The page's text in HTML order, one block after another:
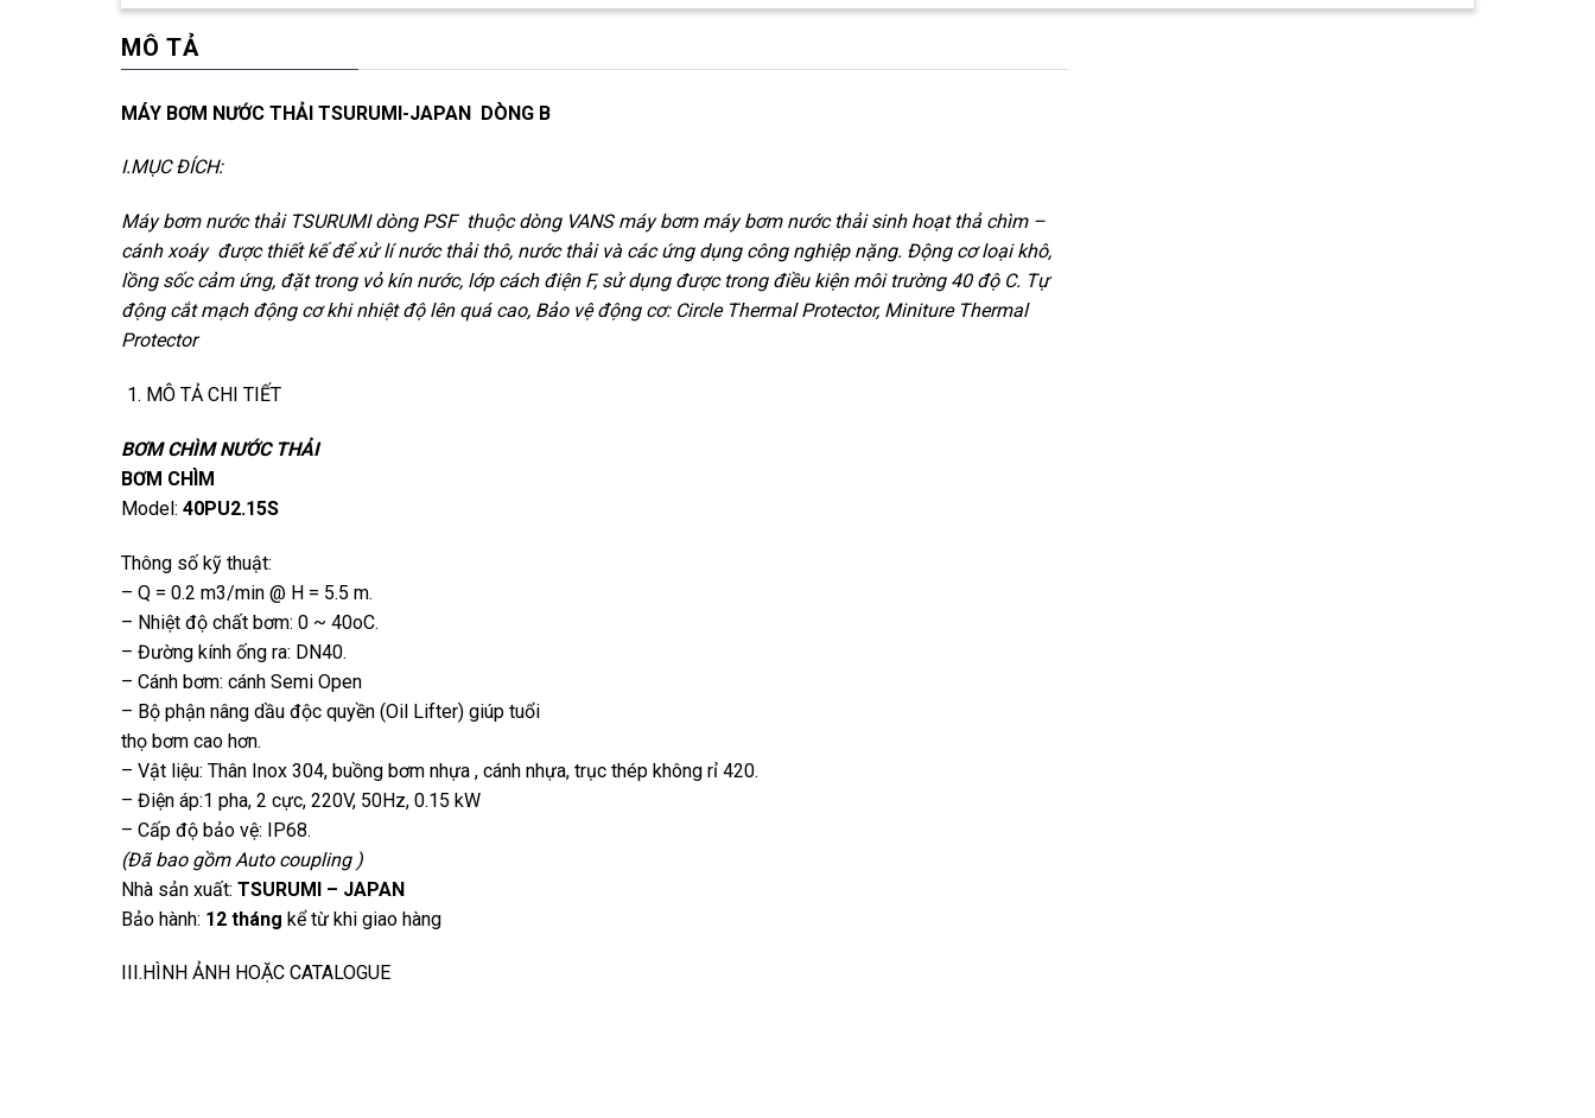
MÔ TẢ
MÁY BƠM NƯỚC THẢI TSURUMI-JAPAN DÒNG B
I.MỤC ĐÍCH:
Máy bơm nước thải TSURUMI dòng PSF thuộc dòng VANS máy bơm máy bơm nước thải sinh hoạt thả chìm –
cánh xoáy được thiết kế để xử lí nước thải thô, nước thải và các ứng dụng công nghiệp nặng. Động cơ loại khô,
lồng sốc cảm ứng, đặt trong vỏ kín nước, lớp cách điện F, sử dụng được trong điều kiện môi trường 40 độ C. Tự
động cắt mạch động cơ khi nhiệt độ lên quá cao, Bảo vệ động cơ: Circle Thermal Protector, Miniture Thermal
Protector
MÔ TẢ CHI TIẾT
BƠM CHÌM NƯỚC THẢI
BƠM CHÌM
Model: 40PU2.15S
Thông số kỹ thuật:
– Q = 0.2 m3/min @ H = 5.5 m.
– Nhiệt độ chất bơm: 0 ~ 40oC.
– Đường kính ống ra: DN40.
– Cánh bơm: cánh Semi Open
– Bộ phận nâng dầu độc quyền (Oil Lifter) giúp tuổi
thọ bơm cao hơn.
– Vật liệu: Thân Inox 304, buồng bơm nhựa , cánh nhựa, trục thép không rỉ 420.
– Điện áp:1 pha, 2 cực, 220V, 50Hz, 0.15 kW
– Cấp độ bảo vệ: IP68.
(Đã bao gồm Auto coupling )
Nhà sản xuất: TSURUMI – JAPAN
Bảo hành: 12 tháng kể từ khi giao hàng
III.HÌNH ẢNH HOẶC CATALOGUE